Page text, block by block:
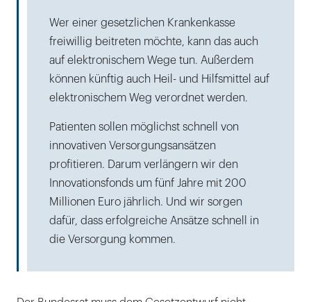
Wer einer gesetzlichen Krankenkasse
freiwillig beitreten möchte, kann das auch
auf elektronischem Wege tun. Außerdem
können künftig auch Heil- und Hilfsmittel auf
elektronischem Weg verordnet werden.
Patienten sollen möglichst schnell von
innovativen Versorgungsansätzen
profitieren. Darum verlängern wir den
Innovationsfonds um fünf Jahre mit 200
Millionen Euro jährlich. Und wir sorgen
dafür, dass erfolgreiche Ansätze schnell in
die Versorgung kommen.